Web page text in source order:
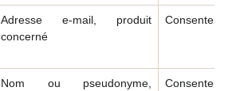
Adresse e-mail, produit
concerné
Consentement
Nom ou pseudonyme,
Consentement